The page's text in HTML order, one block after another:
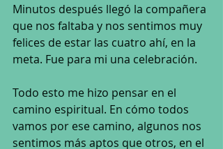
Minutos después llegó la compañera
que nos faltaba y nos sentimos muy
felices de estar las cuatro ahí, en la
meta. Fue para mi una celebración.
Todo esto me hizo pensar en el
camino espiritual. En cómo todos
vamos por ese camino, algunos nos
sentimos más aptos que otros, en el